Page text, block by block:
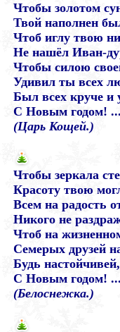
Чтобы золотом
Твой наполнен
Чтоб иглу твою
Не нашёл Иван-
Чтобы силою
Удивил ты всех
Был всех круче и
С Новым годом!
(Царь Кощей.)
Чтобы зеркала
Красоту твою
Всем на радость
Никого не
Чтоб на
Семерых друзей
Будь
С Новым годом!
(Белоснежка.)